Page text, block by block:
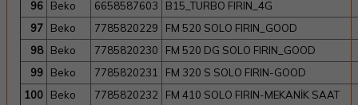
96
Beko 6658587603
B15_TURBO FIRIN_4G
97
Beko 7785820229
FM 520 SOLO FIRIN_GOOD
98
Beko 7785820230
FM 520 DG SOLO FIRIN_GOOD
99
Beko 7785820231
FM 320 S SOLO FIRIN-GOOD
100
Beko 7785820232
FM 410 SOLO FIRIN-MEKANİK SAAT